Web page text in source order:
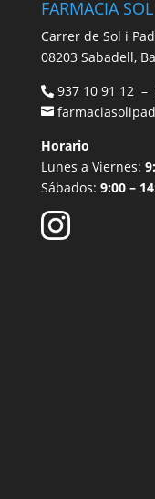
FARMACIA
Carrer de Sol i
08203 Sabadell,
937 10 91 12 –
Horario
Lunes a Viernes:
Sábados: 9:00 –